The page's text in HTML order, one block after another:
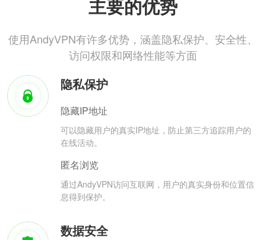
主要的优势
使用AndyVPN有许多优势，涵盖隐私保护、安全性、
访问权限和网络性能等方面
隐私保护
隐藏IP地址
可以隐藏用户的真实IP地址，防止第三方追踪用户的
在线活动。
匿名浏览
通过AndyVPN访问互联网，用户的真实身份和位置信
息得到保护。
数据安全